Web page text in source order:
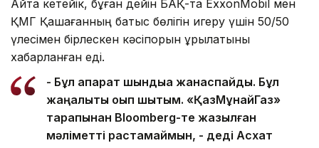
Айта кетейік, бұған дейін БАҚ-та ExxonMobil мен
ҚМГ Қашағанның батыс бөлігін игеру үшін 50/50
үлесімен бірлескен кәсіпорын құрылатыны
хабарланған еді.
- Бұл ақпарат шындыққа жанаспайды. Бұл
жаңалықты оқып шықтым. «ҚазМұнайГаз»
тарапынан Bloomberg-те жазылған
мәліметті растамаймын, - деді Асхат